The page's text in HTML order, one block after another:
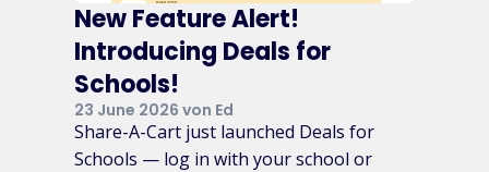
New Feature Alert!
Introducing Deals for
Schools!
23 June 2026 von Ed
Share-A-Cart just launched Deals for
Schools — log in with your school or